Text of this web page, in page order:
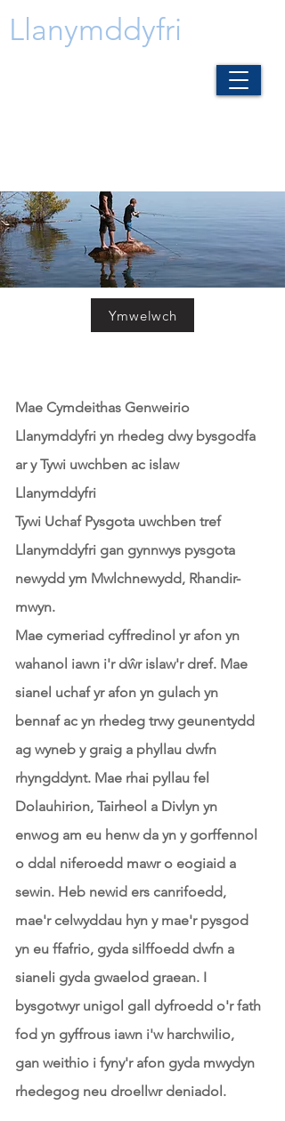
Llanymddyfri
Ymwelwch
Mae Cymdeithas Genweirio
Llanymddyfri yn rhedeg dwy bysgodfa
ar y Tywi uwchben ac islaw
Llanymddyfri
Tywi Uchaf Pysgota uwchben tref
Llanymddyfri gan gynnwys pysgota
newydd ym Mwlchnewydd, Rhandir-
mwyn.
Mae cymeriad cyffredinol yr afon yn
wahanol iawn i'r dŵr islaw'r dref. Mae
sianel uchaf yr afon yn gulach yn
bennaf ac yn rhedeg trwy geunentydd
ag wyneb y graig a phyllau dwfn
rhyngddynt. Mae rhai pyllau fel
Dolauhirion, Tairheol a Divlyn yn
enwog am eu henw da yn y gorffennol
o ddal niferoedd mawr o eogiaid a
sewin. Heb newid ers canrifoedd,
mae'r celwyddau hyn y mae'r pysgod
yn eu ffafrio, gyda silffoedd dwfn a
sianeli gyda gwaelod graean. I
bysgotwyr unigol gall dyfroedd o'r fath
fod yn gyffrous iawn i'w harchwilio,
gan weithio i fyny'r afon gyda mwydyn
rhedegog neu droellwr deniadol.